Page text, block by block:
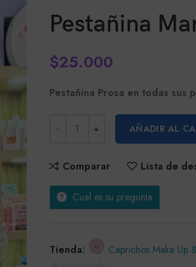
Pestañina
$25.000
Pestañina Prosa en todas sus
AÑADIR AL
Comparar Lista de
Cual es su pregunta
Tienda: Caprichos Make Up